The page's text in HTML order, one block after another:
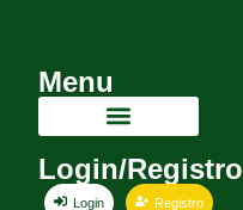
Menu
Login/Registro
Login Registro